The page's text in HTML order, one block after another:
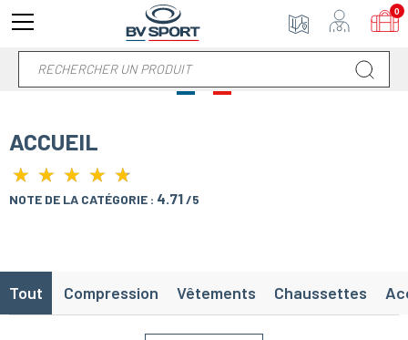
ACCUEIL
★ ★ ★ ★ ★
★ ★ ★ ★ ★
NOTE DE LA CATÉGORIE : 4.71/5
Tout Compression Vêtements Chaussettes
0